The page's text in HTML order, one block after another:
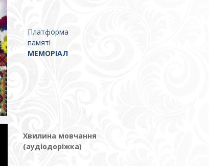
Платформа
памяті
МЕМОРІАЛ
Хвилина мовчання
(аудіодоріжка)